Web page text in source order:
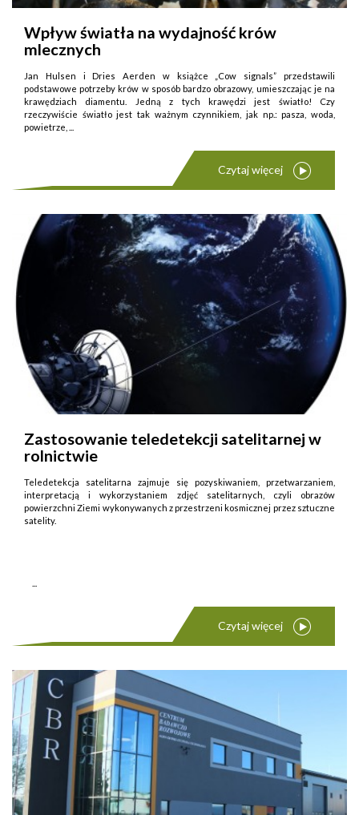
Wpływ światła na wydajność krów
mlecznych
Jan Hulsen i Dries Aerden w książce „Cow signals” przedstawili
podstawowe potrzeby krów w sposób bardzo obrazowy, umieszczając je na
krawędziach diamentu. Jedną z tych krawędzi jest światło! Czy
rzeczywiście światło jest tak ważnym czynnikiem, jak np.: pasza, woda,
powietrze, ...
Czytaj więcej
Zastosowanie teledetekcji satelitarnej w
rolnictwie
Teledetekcja satelitarna zajmuje się pozyskiwaniem, przetwarzaniem,
interpretacją i wykorzystaniem zdjęć satelitarnych, czyli obrazów
powierzchni Ziemi wykonywanych z przestrzeni kosmicznej przez sztuczne
satelity.
Czytaj więcej